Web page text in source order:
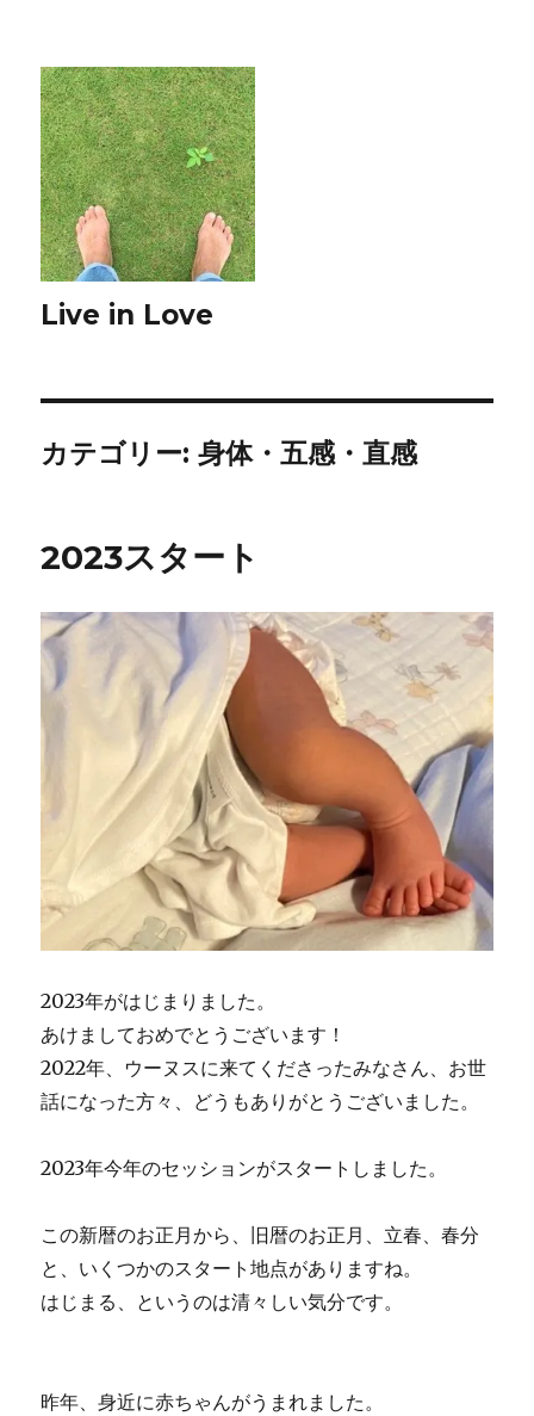
Live in Love
カテゴリー:身体・五感・直感
2023スタート
2023年がはじまりました。
あけましておめでとうございます！
2022年、ウーヌスに来てくださったみなさん、お世
話になった方々、どうもありがとうございました。
2023年今年のセッションがスタートしました。
この新暦のお正月から、旧暦のお正月、立春、春分
と、いくつかのスタート地点がありますね。
はじまる、というのは清々しい気分です。
昨年、身近に赤ちゃんがうまれました。